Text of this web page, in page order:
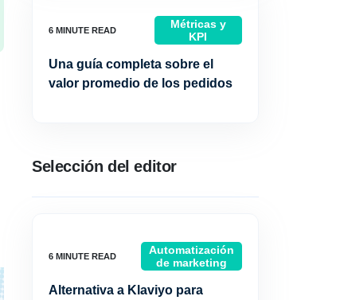
Métricas y
KPI
Una guía completa sobre el
valor promedio de los pedidos
Selección del editor
Automatización
de marketing
Alternativa a Klaviyo para